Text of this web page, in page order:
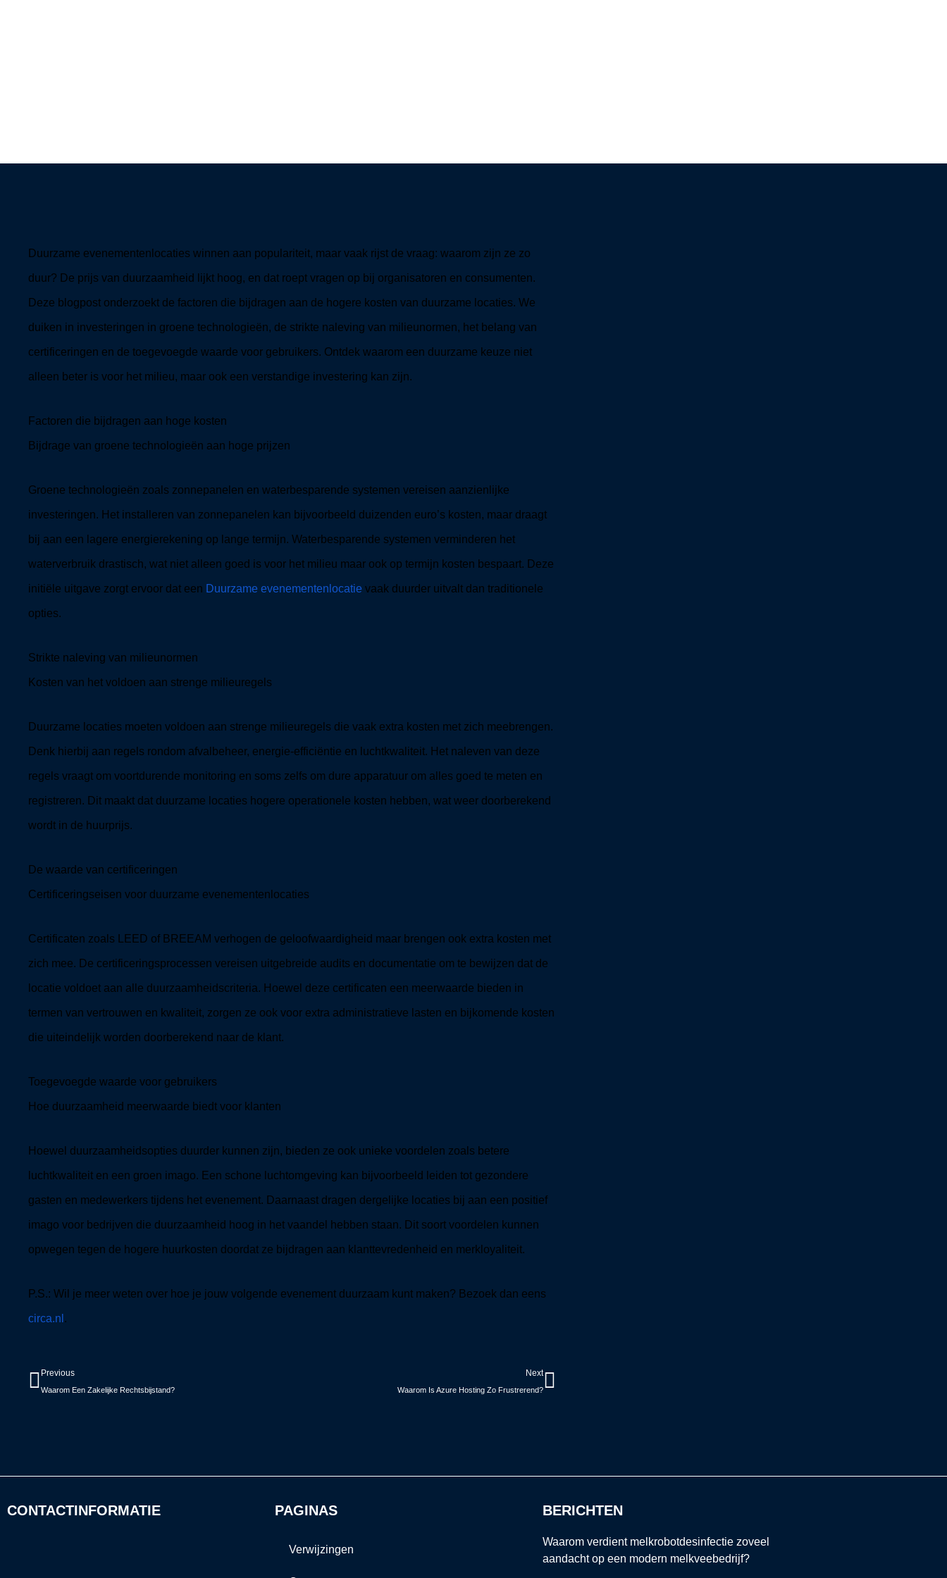
Duurzame evenementenlocaties winnen aan populariteit, maar vaak rijst de vraag: waarom zijn ze zo
duur? De prijs van duurzaamheid lijkt hoog, en dat roept vragen op bij organisatoren en consumenten.
Deze blogpost onderzoekt de factoren die bijdragen aan de hogere kosten van duurzame locaties. We
duiken in investeringen in groene technologieën, de strikte naleving van milieunormen, het belang van
certificeringen en de toegevoegde waarde voor gebruikers. Ontdek waarom een duurzame keuze niet
alleen beter is voor het milieu, maar ook een verstandige investering kan zijn.
Factoren die bijdragen aan hoge kosten
Bijdrage van groene technologieën aan hoge prijzen
Groene technologieën zoals zonnepanelen en waterbesparende systemen vereisen aanzienlijke
investeringen. Het installeren van zonnepanelen kan bijvoorbeeld duizenden euro’s kosten, maar draagt
bij aan een lagere energierekening op lange termijn. Waterbesparende systemen verminderen het
waterverbruik drastisch, wat niet alleen goed is voor het milieu maar ook op termijn kosten bespaart. Deze
initiële uitgave zorgt ervoor dat een Duurzame evenementenlocatie vaak duurder uitvalt dan traditionele
opties.
Strikte naleving van milieunormen
Kosten van het voldoen aan strenge milieuregels
Duurzame locaties moeten voldoen aan strenge milieuregels die vaak extra kosten met zich meebrengen.
Denk hierbij aan regels rondom afvalbeheer, energie-efficiëntie en luchtkwaliteit. Het naleven van deze
regels vraagt om voortdurende monitoring en soms zelfs om dure apparatuur om alles goed te meten en
registreren. Dit maakt dat duurzame locaties hogere operationele kosten hebben, wat weer doorberekend
wordt in de huurprijs.
De waarde van certificeringen
Certificeringseisen voor duurzame evenementenlocaties
Certificaten zoals LEED of BREEAM verhogen de geloofwaardigheid maar brengen ook extra kosten met
zich mee. De certificeringsprocessen vereisen uitgebreide audits en documentatie om te bewijzen dat de
locatie voldoet aan alle duurzaamheidscriteria. Hoewel deze certificaten een meerwaarde bieden in
termen van vertrouwen en kwaliteit, zorgen ze ook voor extra administratieve lasten en bijkomende kosten
die uiteindelijk worden doorberekend naar de klant.
Toegevoegde waarde voor gebruikers
Hoe duurzaamheid meerwaarde biedt voor klanten
Hoewel duurzaamheidsopties duurder kunnen zijn, bieden ze ook unieke voordelen zoals betere
luchtkwaliteit en een groen imago. Een schone luchtomgeving kan bijvoorbeeld leiden tot gezondere
gasten en medewerkers tijdens het evenement. Daarnaast dragen dergelijke locaties bij aan een positief
imago voor bedrijven die duurzaamheid hoog in het vaandel hebben staan. Dit soort voordelen kunnen
opwegen tegen de hogere huurkosten doordat ze bijdragen aan klanttevredenheid en merkloyaliteit.
P.S.: Wil je meer weten over hoe je jouw volgende evenement duurzaam kunt maken? Bezoek dan eens
circa.nl .
Vorige
Previous
Waarom Een Zakelijke Rechtsbijstand?
Next
Waarom Is Azure Hosting Zo Frustrerend?
Volgende
CONTACTINFORMATIE PAGINAS
Verwijzingen
BERICHTEN
Waarom verdient melkrobotdesinfectie zoveel
aandacht op een modern melkveebedrijf?